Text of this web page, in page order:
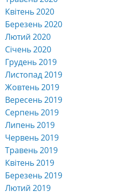
Квітень 2020
Березень 2020
Лютий 2020
Січень 2020
Грудень 2019
Листопад 2019
Жовтень 2019
Вересень 2019
Серпень 2019
Липень 2019
Червень 2019
Травень 2019
Квітень 2019
Березень 2019
Лютий 2019